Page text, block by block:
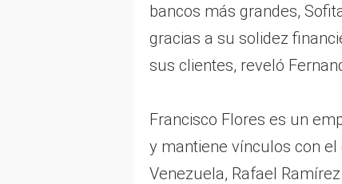
bancos más grandes,
gracias a su solidez
sus clientes, reveló
Francisco Flores es un
y mantiene vínculos con el
Venezuela, Rafael